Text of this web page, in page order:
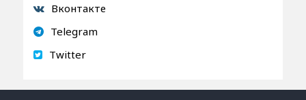
Вконтакте
Telegram
Twitter